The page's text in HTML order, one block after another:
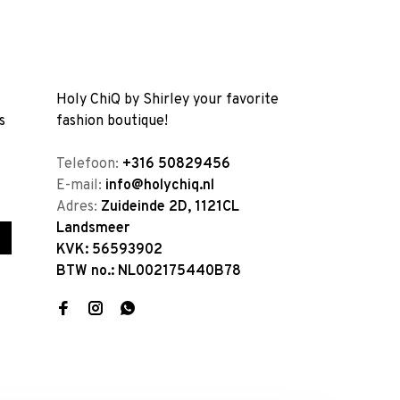
Holy ChiQ by Shirley your favorite
fashion boutique!
Telefoon: +316 50829456
E-mail: info@holychiq.nl
Adres: Zuideinde 2D, 1121CL
Landsmeer
KVK: 56593902
BTW no.: NL002175440B78